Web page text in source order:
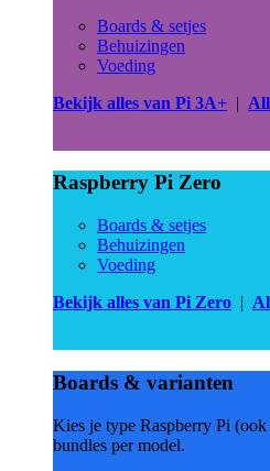
Boards & setjes
Behuizingen
Voeding
Bekijk alles van Pi 3A+ |
Raspberry Pi Zero
Boards & setjes
Behuizingen
Voeding
Bekijk alles van Pi Zero |
Boards & varianten
Kies je type Raspberry Pi
bundles per model.